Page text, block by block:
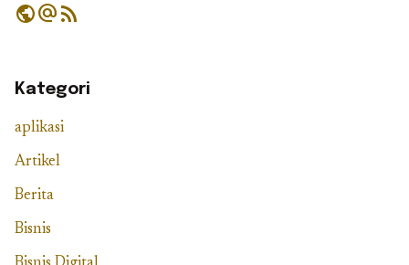
publicalternate_emailrss_feed
Kategori
aplikasi
Artikel
Berita
Bisnis